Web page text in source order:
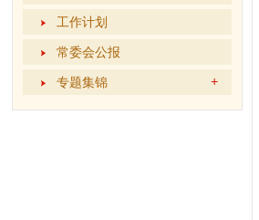
工作计划
常委会公报
专题集锦